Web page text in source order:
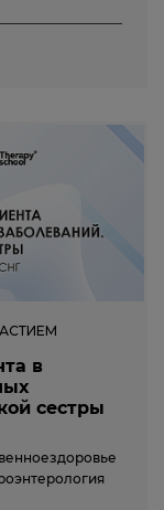
в
сестры